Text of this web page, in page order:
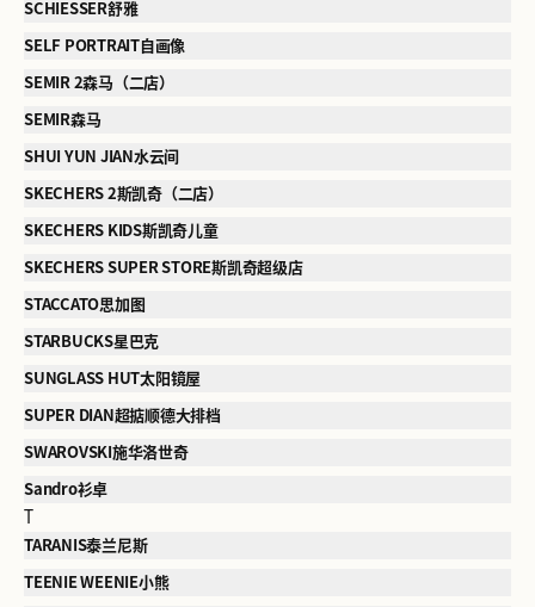
SCHIESSER舒雅
SELF PORTRAIT自画像
SEMIR 2森马（二店）
SEMIR森马
SHUI YUN JIAN水云间
SKECHERS 2斯凯奇（二店）
SKECHERS KIDS斯凯奇儿童
SKECHERS SUPER STORE斯凯奇超级店
STACCATO思加图
STARBUCKS星巴克
SUNGLASS HUT太阳镜屋
SUPER DIAN超掂顺德大排档
SWAROVSKI施华洛世奇
Sandro衫卓
T
TARANIS泰兰尼斯
TEENIE WEENIE小熊